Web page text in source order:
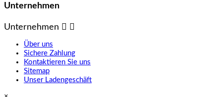
Unternehmen
Unternehmen  
Über uns
Sichere Zahlung
Kontaktieren Sie uns
Sitemap
Unser Ladengeschäft